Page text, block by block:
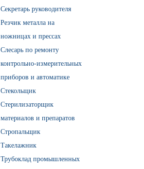
Секретарь руководителя
Резчик металла на
ножницах и прессах
Слесарь по ремонту
контрольно-измерительных
приборов и автоматике
Стекольщик
Стерилизаторщик
материалов и препаратов
Стропальщик
Такелажник
Трубоклад промышленных